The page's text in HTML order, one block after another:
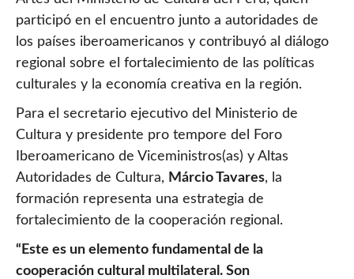
participó en el encuentro junto a autoridades de
los países iberoamericanos y contribuyó al diálogo
regional sobre el fortalecimiento de las políticas
culturales y la economía creativa en la región.
Para el secretario ejecutivo del Ministerio de
Cultura y presidente pro tempore del Foro
Iberoamericano de Viceministros(as) y Altas
Autoridades de Cultura, Márcio Tavares, la
formación representa una estrategia de
fortalecimiento de la cooperación regional.
“Este es un elemento fundamental de la
cooperación cultural multilateral. Son